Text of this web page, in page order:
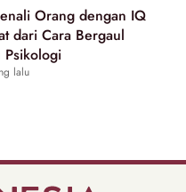
Orang dengan IQ
dari Cara Bergaul
lalu